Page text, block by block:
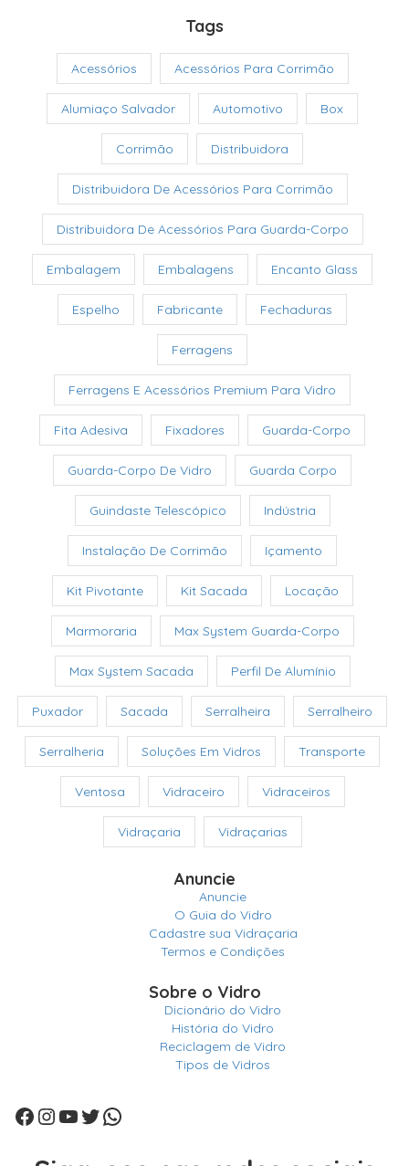
Tags
Acessórios Acessórios Para Corrimão
Alumiaço Salvador Automotivo Box
Corrimão Distribuidora
Distribuidora De Acessórios Para Corrimão
Distribuidora De Acessórios Para Guarda-Corpo
Embalagem Embalagens Encanto Glass
Espelho Fabricante Fechaduras
Ferragens
Ferragens E Acessórios Premium Para Vidro
Fita Adesiva Fixadores Guarda-Corpo
Guarda-Corpo De Vidro Guarda Corpo
Guindaste Telescópico Indústria
Instalação De Corrimão Içamento
Kit Pivotante Kit Sacada Locação
Marmoraria Max System Guarda-Corpo
Max System Sacada Perfil De Alumínio
Puxador Sacada Serralheira Serralheiro
Serralheria Soluções Em Vidros Transporte
Ventosa Vidraceiro Vidraceiros
Vidraçaria Vidraçarias
Anuncie
Anuncie
O Guia do Vidro
Cadastre sua Vidraçaria
Termos e Condições
Sobre o Vidro
Dicionário do Vidro
História do Vidro
Reciclagem de Vidro
Tipos de Vidros
Facebook
Instagram
Youtube
Twitter
WhatsApp